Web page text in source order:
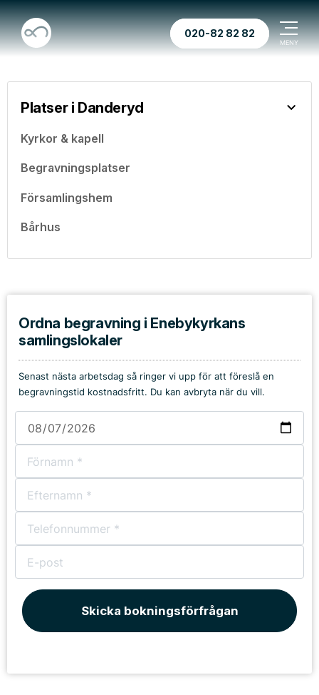
020-82 82 82
Platser i Danderyd
Kyrkor & kapell
Begravningsplatser
Församlingshem
Bårhus
Ordna begravning i Enebykyrkans
samlingslokaler
Senast nästa arbetsdag så ringer vi upp för att föreslå en
begravningstid kostnadsfritt. Du kan avbryta när du vill.
Skicka bokningsförfrågan